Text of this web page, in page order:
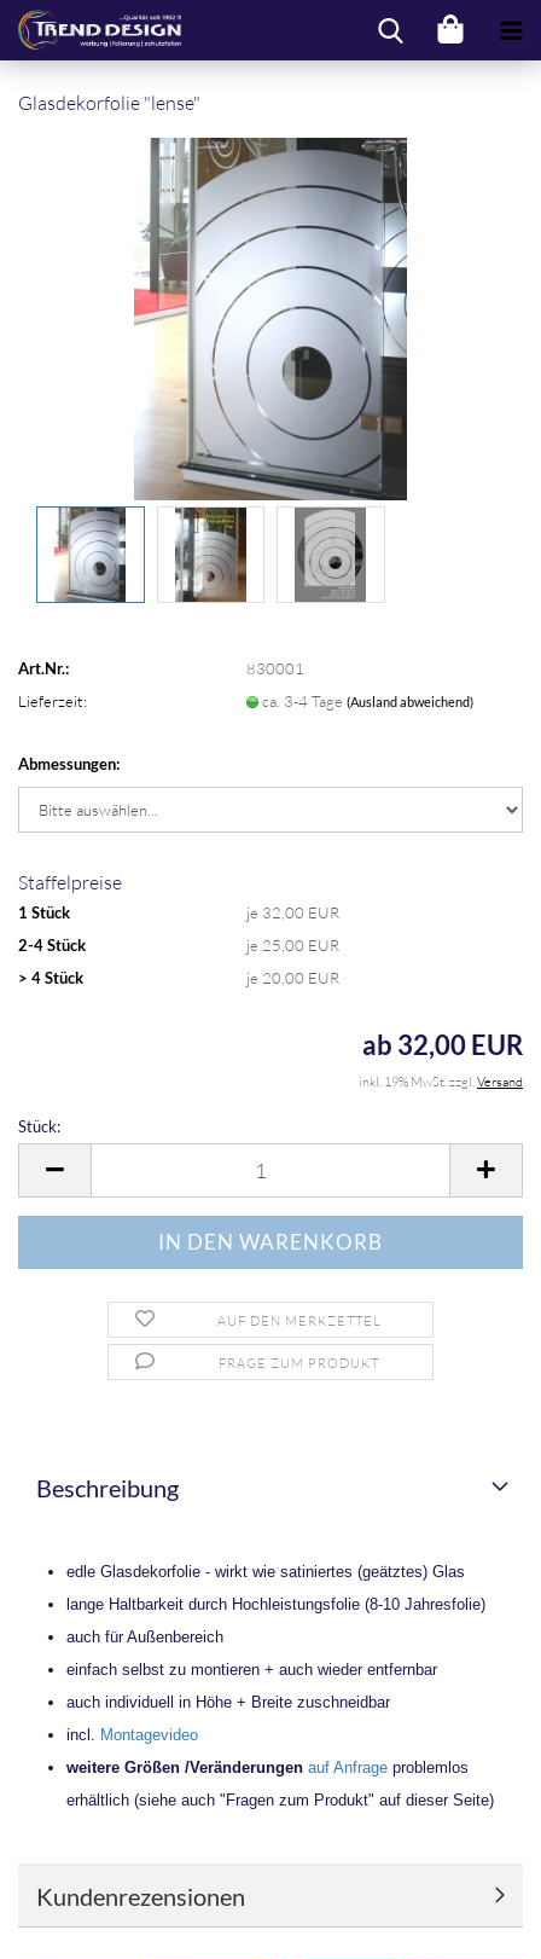
Glas­de­kor­fo­lie "lense"
Art.Nr.:
830001
Lieferzeit:
ca. 3-4 Tage(Ausland abweichend)
Abmessungen:
Staffelpreise
1 Stück
je 32,00 EUR
2-4 Stück
je 25,00 EUR
> 4 Stück
je 20,00 EUR
ab 32,00 EUR
inkl. 19% MwSt. zzgl.Versand
Stück:
AUF DEN MERKZETTEL
FRAGE ZUM PRODUKT
Beschreibung
edle Glasdekorfolie - wirkt wie satiniertes (geätztes) Glas
lange Haltbarkeit durch Hochleistungsfolie (8-10 Jahresfolie)
auch für Außenbereich
einfach selbst zu montieren + auch wieder entfernbar
auch individuell in Höhe + Breite zuschneidbar
incl. Montagevideo
weitere Größen /Veränderungen auf Anfrage problemlos
erhältlich (siehe auch "Fragen zum Produkt" auf dieser Seite)
Kundenrezensionen